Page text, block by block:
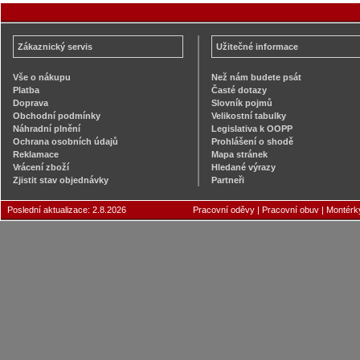
Zákaznický servis
Vše o nákupu
Platba
Doprava
Obchodní podmínky
Náhradní plnění
Ochrana osobních údajů
Reklamace
Vrácení zboží
Zjistit stav objednávky
Užitečné informace
Než nám budete psát
Časté dotazy
Slovník pojmů
Velikostní tabulky
Legislativa k OOPP
Prohlášení o shodě
Mapa stránek
Hledané výrazy
Partneři
Poslední aktualizace: 2.8.2026 Pracovní oděvy | Pracovní obuv |